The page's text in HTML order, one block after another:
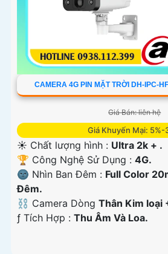
CAMERA 4G PIN MẶT TRỜI DH-IPC-
Giá Bán: liên hệ
Giá Khuyến Mại: 5%-
☀️ Chất lượng hình : Ultra 2k + .
🏆 Công Nghệ Sử Dụng : 4G.
🌚 Nhìn Ban Đêm : Full Color
Ðêm.
⛓ Camera Dòng Thân Kim loại
️ƒ Tích Hợp : Thu Âm Và Loa.